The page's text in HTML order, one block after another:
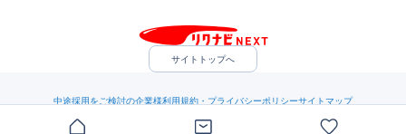
サイトトップへ
中途採用をご検討の企業様利用規約・プライバシーポリシーサイトマップ
（C）Indeed Inc.